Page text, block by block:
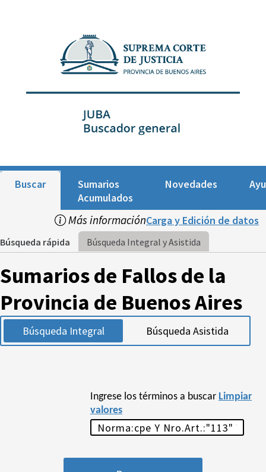
Buscar
Sumarios
Acumulados
Novedades
Más informaciónCarga y Edición de datos
Búsqueda rápida Búsqueda Integral y Asistida
Sumarios de Fallos de la
Provincia de Buenos Aires
Búsqueda Integral Búsqueda Asistida
Ingrese los términos a buscar Limpiar
valores